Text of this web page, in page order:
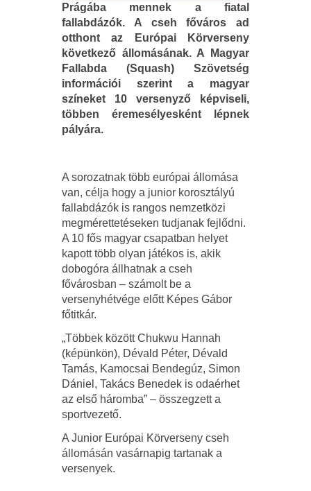
Prágába mennek a fiatal
fallabdázók. A cseh főváros ad
otthont az Európai Körverseny
következő állomásának. A Magyar
Fallabda (Squash) Szövetség
információi szerint a magyar
színeket 10 versenyző képviseli,
többen éremesélyesként lépnek
pályára.
A sorozatnak több európai állomása
van, célja hogy a junior korosztályú
fallabdázók is rangos nemzetközi
megmérettetéseken tudjanak fejlődni.
A 10 fős magyar csapatban helyet
kapott több olyan játékos is, akik
dobogóra állhatnak a cseh
fővárosban – számolt be a
versenyhétvége előtt Képes Gábor
főtitkár.
„Többek között Chukwu Hannah
(képünkön), Dévald Péter, Dévald
Tamás, Kamocsai Bendegúz, Simon
Dániel, Takács Benedek is odaérhet
az első háromba” – összegzett a
sportvezető.
A Junior Európai Körverseny cseh
állomásán vasárnapig tartanak a
versenyek.